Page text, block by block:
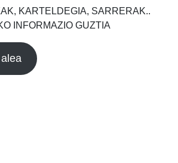
KARTELDEGIA, SARRERAK..
INFORMAZIO GUZTIA